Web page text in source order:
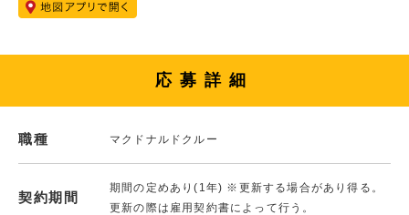
応募詳細
職種 マクドナルドクルー
契約期間
期間の定めあり(1年) ※更新する場合があり得る。
更新の際は雇用契約書によって行う。